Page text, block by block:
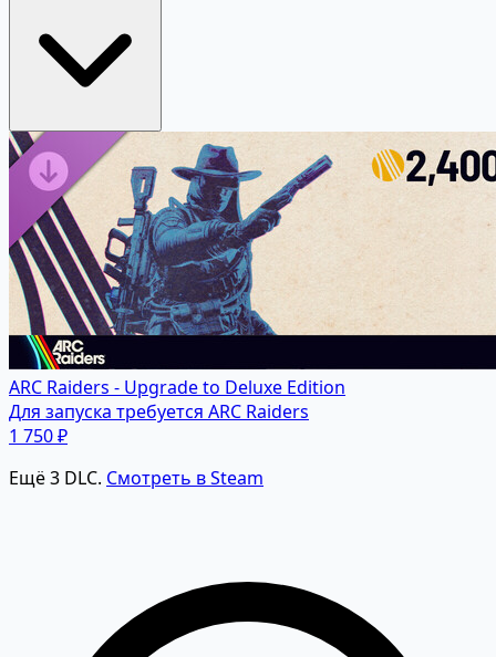
ARC Raiders - Upgrade to Deluxe Edition
Для запуска требуется ARC Raiders
1 750 ₽
Ещё 3 DLC. Смотреть в Steam